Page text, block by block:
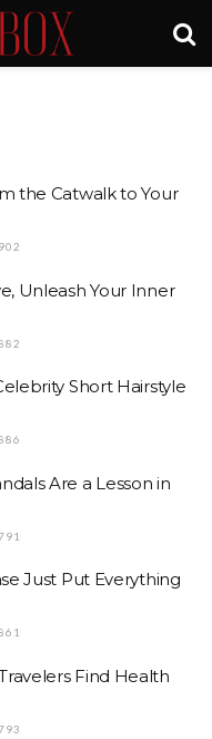
the Catwalk to Your
902
Unleash Your Inner
Short Hairstyle
Are a Lesson in
Just Put Everything
Find Health